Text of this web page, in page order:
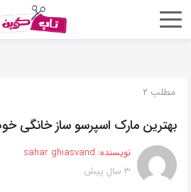
اشتراک
از
روش‌های
زیر
می‌توانید
مطلب ۲
بهترین مارک اسپرسو ساز خانگی
نویسنده: sahar ghiasvand
۳ سال پیش